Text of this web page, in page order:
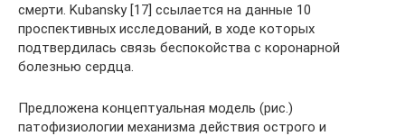
смерти. Kubansky [17] ссылается на данные 10
проспективных исследований, в ходе которых
подтвердилась связь беспокойства с коронарной
болезнью сердца.
Предложена концептуальная модель (рис.)
патофизиологии механизма действия острого и